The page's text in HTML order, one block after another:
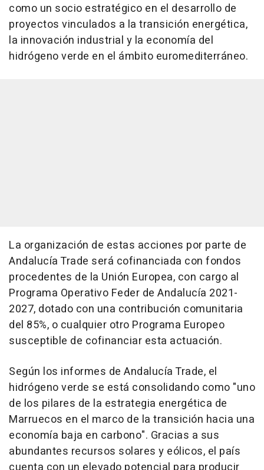
como un socio estratégico en el desarrollo de
proyectos vinculados a la transición energética,
la innovación industrial y la economía del
hidrógeno verde en el ámbito euromediterráneo.
La organización de estas acciones por parte de
Andalucía Trade será cofinanciada con fondos
procedentes de la Unión Europea, con cargo al
Programa Operativo Feder de Andalucía 2021-
2027, dotado con una contribución comunitaria
del 85%, o cualquier otro Programa Europeo
susceptible de cofinanciar esta actuación.
Según los informes de Andalucía Trade, el
hidrógeno verde se está consolidando como "uno
de los pilares de la estrategia energética de
Marruecos en el marco de la transición hacia una
economía baja en carbono". Gracias a sus
abundantes recursos solares y eólicos, el país